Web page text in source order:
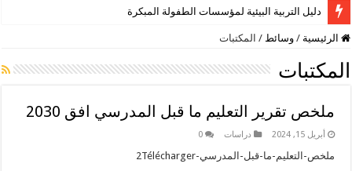
دليل التربية البيئية لمؤسسات الطفولة المبكرة
الرئيسية / وسائط / المكتبات
المكتبات
ملخص تقرير التعليم ما قبل المدرسي افق 2030
أبريل 15, 2024 دراسات 0
ملخص-التعليم-ما-قبل-المدرسي-2Télécharger